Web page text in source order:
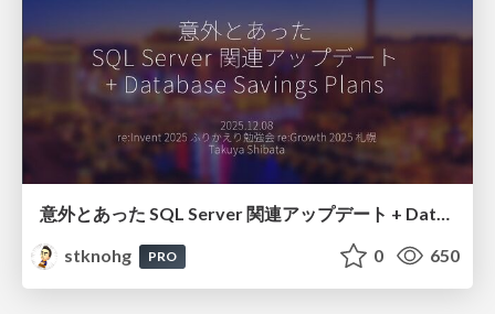
意外とあった SQL Server 関連アップデート + Database Savings Plans
stknohg
PRO 0 650